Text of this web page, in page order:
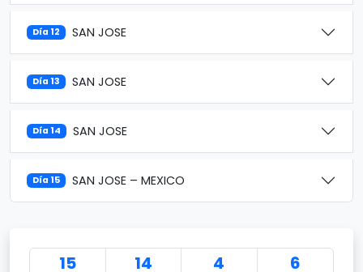
Día 12 SAN JOSE
Día 13 SAN JOSE
Día 14 SAN JOSE
Día 15 SAN JOSE – MEXICO
15 14 4 6